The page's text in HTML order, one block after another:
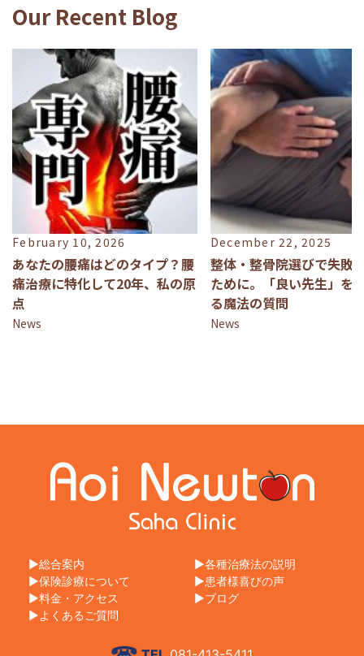
Our Recent Blog
February 10, 2026
あなたの腰痛はどのタイプ？腰
痛治療に特化して20年、私の原
点
News
December 22, 2025
整体・整骨院選びで失敗
ために。「良い先生」を
る魔法の質問
News
総合案内
各種治療法の説明
保険診療について
患者様喜びの声
料金・アクセス
ブログ
よくあるご質問